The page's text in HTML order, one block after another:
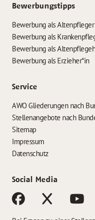
Bewerbungstipps
Bewerbung als
Bewerbung als
Bewerbung als
Bewerbung als Erzieher*in
Service
AWO Gliederungen nach
Stellenangebote nach
Sitemap
Impressum
Datenschutz
Social Media